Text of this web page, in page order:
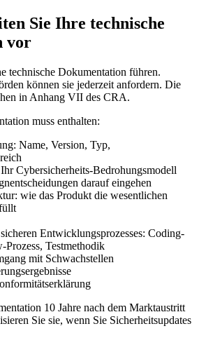
Sie Ihre technische
vor
technische Dokumentation führen.
können sie jederzeit anfordern. Die
in Anhang VII des CRA.
muss enthalten:
Name, Version, Typ,
Cybersicherheits-Bedrohungsmodell
darauf eingehen
wie das Produkt die wesentlichen
Entwicklungsprozesses: Coding-
Prozess, Testmethodik
mit Schwachstellen
10 Jahre nach dem Marktaustritt
Sie sie, wenn Sie Sicherheitsupdates